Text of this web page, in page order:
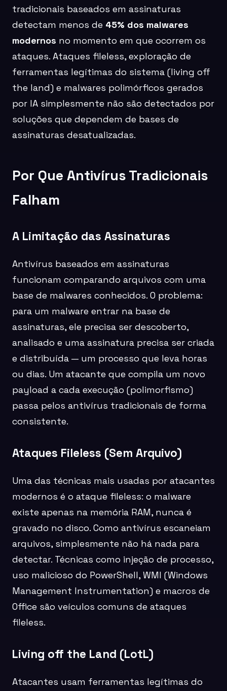
tradicionais baseados em assinaturas
detectam menos de 45% dos malwares
modernos no momento em que ocorrem os
ataques. Ataques fileless, exploração de
ferramentas legítimas do sistema (living off
the land) e malwares polimórficos gerados
por IA simplesmente não são detectados por
soluções que dependem de bases de
assinaturas desatualizadas.
Por Que Antivírus Tradicionais
Falham
A Limitação das Assinaturas
Antivírus baseados em assinaturas
funcionam comparando arquivos com uma
base de malwares conhecidos. O problema:
para um malware entrar na base de
assinaturas, ele precisa ser descoberto,
analisado e uma assinatura precisa ser criada
e distribuída — um processo que leva horas
ou dias. Um atacante que compila um novo
payload a cada execução (polimorfismo)
passa pelos antivírus tradicionais de forma
consistente.
Ataques Fileless (Sem Arquivo)
Uma das técnicas mais usadas por atacantes
modernos é o ataque fileless: o malware
existe apenas na memória RAM, nunca é
gravado no disco. Como antivírus escaneiam
arquivos, simplesmente não há nada para
detectar. Técnicas como injeção de processo,
uso malicioso do PowerShell, WMI (Windows
Management Instrumentation) e macros de
Office são veículos comuns de ataques
fileless.
Living off the Land (LotL)
Atacantes usam ferramentas legítimas do